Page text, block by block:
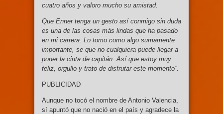
cuatro años y valoro mucho su amistad.
Que Enner tenga un gesto así conmigo sin duda
es una de las cosas más lindas que ha pasado
en mi carrera. Lo tomo como algo sumamente
importante, se que no cualquiera puede llegar a
poner la cinta de capitán. Así que estoy muy
feliz, orgullo y trato de disfrutar este momento”.
PUBLICIDAD
Aunque no tocó el nombre de Antonio Valencia,
sí apuntó que no nació en el país y agradece la